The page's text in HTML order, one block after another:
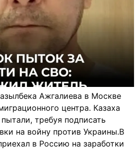
Ажгалиева в Москве
центра. Казаха
требуя подписать
на войну против Украины.В
в Россию на заработки